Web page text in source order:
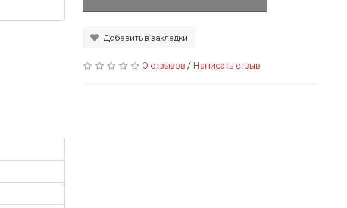
Добавить в закладки
0 отзывов / Написать отзыв